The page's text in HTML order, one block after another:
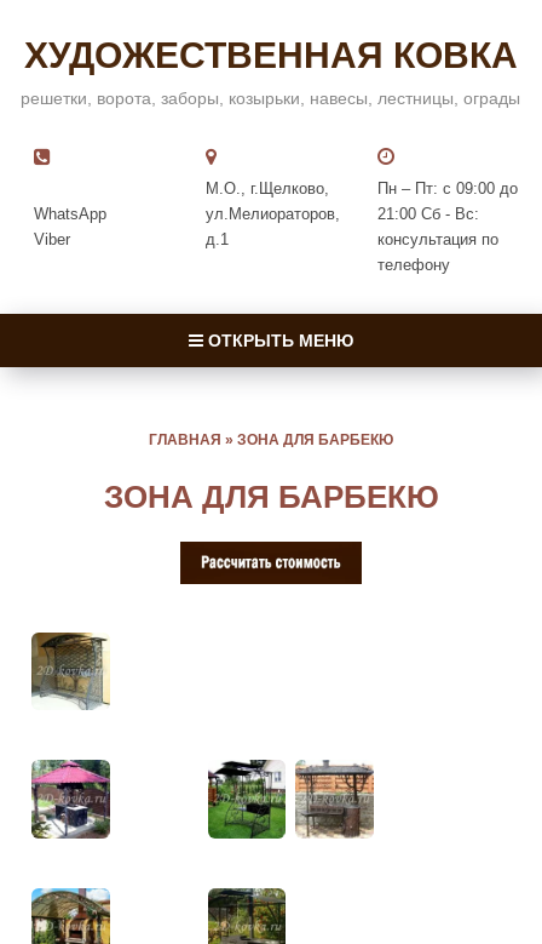
ХУДОЖЕСТВЕННАЯ КОВКА
решетки, ворота, заборы, козырьки, навесы, лестницы, ограды
Пн – Пт: с 09:00 до
21:00 Сб - Вс:
консультация по
телефону
М.О., г.Щелково,
ул.Мелиораторов,
д.1
WhatsApp
Viber
ОТКРЫТЬ МЕНЮ
ГЛАВНАЯ » ЗОНА ДЛЯ БАРБЕКЮ
ЗОНА ДЛЯ БАРБЕКЮ